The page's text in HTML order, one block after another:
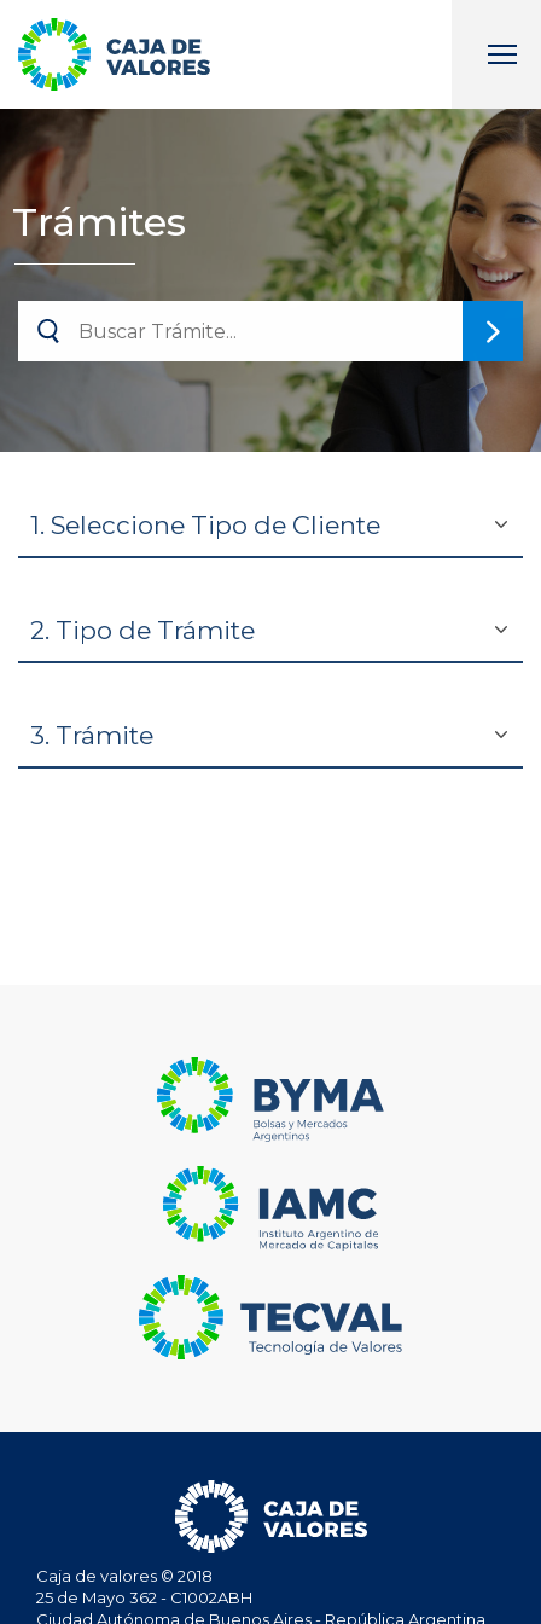
Trámites
1. Seleccione Tipo de Cliente
2. Tipo de Trámite
3. Trámite
Caja de valores © 2018
25 de Mayo 362 - C1002ABH
Ciudad Autónoma de Buenos Aires - República Argentina